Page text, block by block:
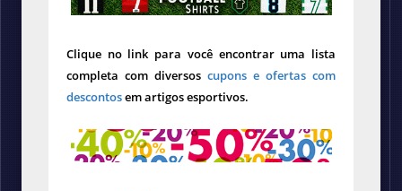
Clique no link para você encontrar uma lista
completa com diversos cupons e ofertas com
descontosem artigos esportivos.